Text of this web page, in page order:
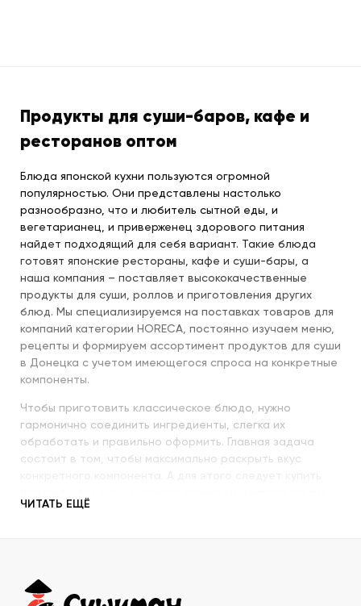
Продукты для суши-баров, кафе и
ресторанов оптом
Блюда японской кухни пользуются огромной
популярностью. Они представлены настолько
разнообразно, что и любитель сытной еды, и
вегетарианец, и приверженец здорового питания
найдет подходящий для себя вариант. Такие блюда
готовят японские рестораны, кафе и суши-бары, а
наша компания – поставляет высококачественные
продукты для суши, роллов и приготовления других
блюд. Мы специализируемся на поставках товаров для
компаний категории HORECA, постоянно изучаем меню,
рецепты и формируем ассортимент продуктов для суши
в Донецка с учетом имеющегося спроса на конкретные
компоненты.
Чтобы приготовить классическое блюдо, нужно
гармонично соединить ингредиенты, слегка их
обработать и правильно оформить. Главная задача
состоит в том, чтобы максимально раскрыть вкус
их со знанием всех секретов.
происхождение и свежесть каждого продукта, условия
ЧИТАТЬ ЕЩЁ